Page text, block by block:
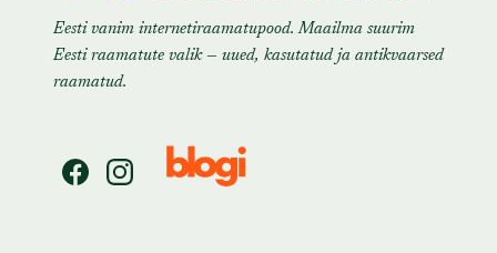
Eesti vanim internetiraamatupood. Maailma suurim
Eesti raamatute valik — uued, kasutatud ja antikvaarsed
raamatud.